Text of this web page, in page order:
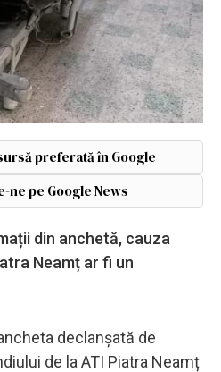
preferată în Google
ne pe Google News
din anchetă, cauza
Neamț ar fi un
declanșată de
de la ATI Piatra Neamț